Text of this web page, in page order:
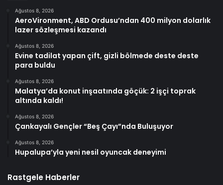
Ağustos 8, 2026
AeroVironment, ABD Ordusu’ndan 400 milyon dolarlık
lazer sözleşmesi kazandı
Ağustos 8, 2026
Evine tadilat yapan çift, gizli bölmede deste deste
para buldu
Ağustos 8, 2026
Malatya’da konut inşaatında göçük: 2 işçi toprak
altında kaldı!
Ağustos 8, 2026
Çankayalı Gençler “Beş Çayı”nda Buluşuyor
Ağustos 8, 2026
Hupalupa’yla yeni nesil oyuncak deneyimi
Rastgele Haberler